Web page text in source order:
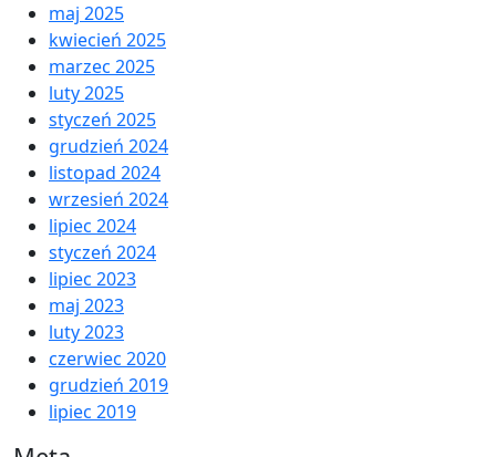
maj 2025
kwiecień 2025
marzec 2025
luty 2025
styczeń 2025
grudzień 2024
listopad 2024
wrzesień 2024
lipiec 2024
styczeń 2024
lipiec 2023
maj 2023
luty 2023
czerwiec 2020
grudzień 2019
lipiec 2019